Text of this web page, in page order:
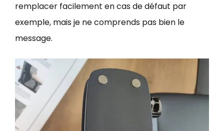
remplacer facilement en cas de défaut par
exemple, mais je ne comprends pas bien le
message.